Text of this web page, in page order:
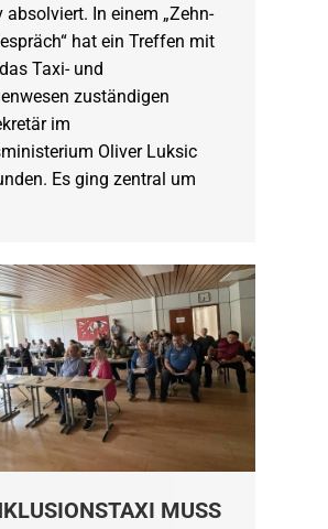
absolviert. In einem „Zehn-
hat ein Treffen mit
Taxi- und
zuständigen
im
Oliver Luksic
Es ging zentral um
MUSS